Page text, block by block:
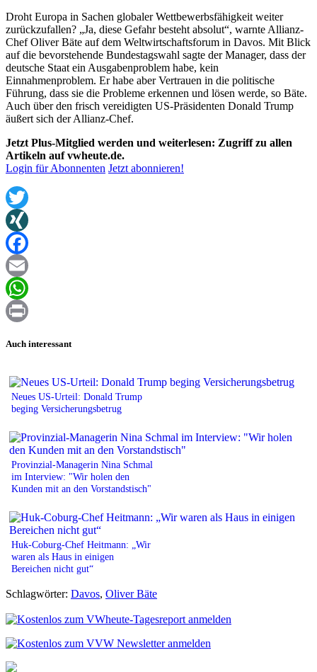
Droht Europa in Sachen globaler Wettbewerbsfähigkeit weiter
zurückzufallen? „Ja, diese Gefahr besteht absolut“, warnte Allianz-
Chef Oliver Bäte auf dem Weltwirtschaftsforum in Davos. Mit Blick
auf die bevorstehende Bundestagswahl sagte der Manager, dass der
deutsche Staat ein Ausgabenproblem habe, kein
Einnahmenproblem. Er habe aber Vertrauen in die politische
Führung, dass sie die Probleme erkennen und lösen werde, so Bäte.
Auch über den frisch vereidigten US-Präsidenten Donald Trump
äußert sich der Allianz-Chef.
Jetzt Plus-Mitglied werden und weiterlesen: Zugriff zu allen
Artikeln auf vwheute.de.
Login für Abonnenten Jetzt abonnieren!
Twitter
XING
Facebook
Email
WhatsApp
Auch interessant
Neues US-Urteil: Donald Trump
beging Versicherungsbetrug
Provinzial-Managerin Nina Schmal
im Interview: "Wir holen den
Kunden mit an den Vorstandstisch"
Huk-Coburg-Chef Heitmann: „Wir
waren als Haus in einigen
Bereichen nicht gut“
Schlagwörter: Davos, Oliver Bäte